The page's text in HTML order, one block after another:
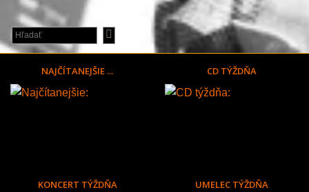
NAJČÍTANEJŠIE ... CD TÝŽDŇA
KONCERT TÝŽDŇA UMELEC TÝŽDŇA